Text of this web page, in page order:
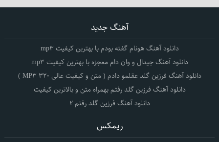
آهنگ جدید
دانلود آهنگ هونام گفته بودم با بهترین کیفیت mp3
دانلود آهنگ جیدال و وان دام معجزه با بهترین کیفیت mp3
دانلود آهنگ فرزین گلد عقلمو دادم ( متن و کیفیت عالی 320 MP3 )
دانلود آهنگ فرزین گلد رفتم بهمراه متن و بالاترین کیفیت
دانلود آهنگ فرزین گلد رفتم 2
ریمکس